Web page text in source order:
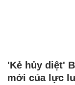
'Kẻ hủy diệt'
mới của lực